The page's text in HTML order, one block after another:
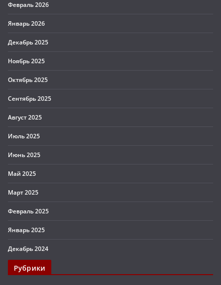
Февраль 2026
Январь 2026
Декабрь 2025
Ноябрь 2025
Октябрь 2025
Сентябрь 2025
Август 2025
Июль 2025
Июнь 2025
Май 2025
Март 2025
Февраль 2025
Январь 2025
Декабрь 2024
Рубрики